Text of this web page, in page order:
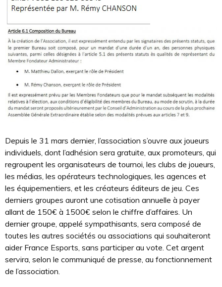
Depuis le 31 mars dernier, l’association s’ouvre aux joueurs
individuels, dont l’adhésion sera gratuite, aux promoteurs, qui
regroupent les organisateurs de tournoi, les clubs de joueurs,
les médias, les opérateurs technologiques, les agences et
les équipementiers, et les créateurs éditeurs de jeu. Ces
derniers groupes auront une cotisation annuelle à payer
allant de 150€ à 1500€ selon le chiffre d’affaires. Un
dernier groupe, appelé sympathisants, sera composé de
toutes les autres sociétés ou associations qui souhaiteront
aider France Esports, sans participer au vote. Cet argent
servira, selon le communiqué de presse, au fonctionnement
de l’association.